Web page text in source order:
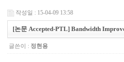
작성일 : 15-04-09 13:58
[논문 Accepted-PTL] Bandwidth
글쓴이 : 정현용